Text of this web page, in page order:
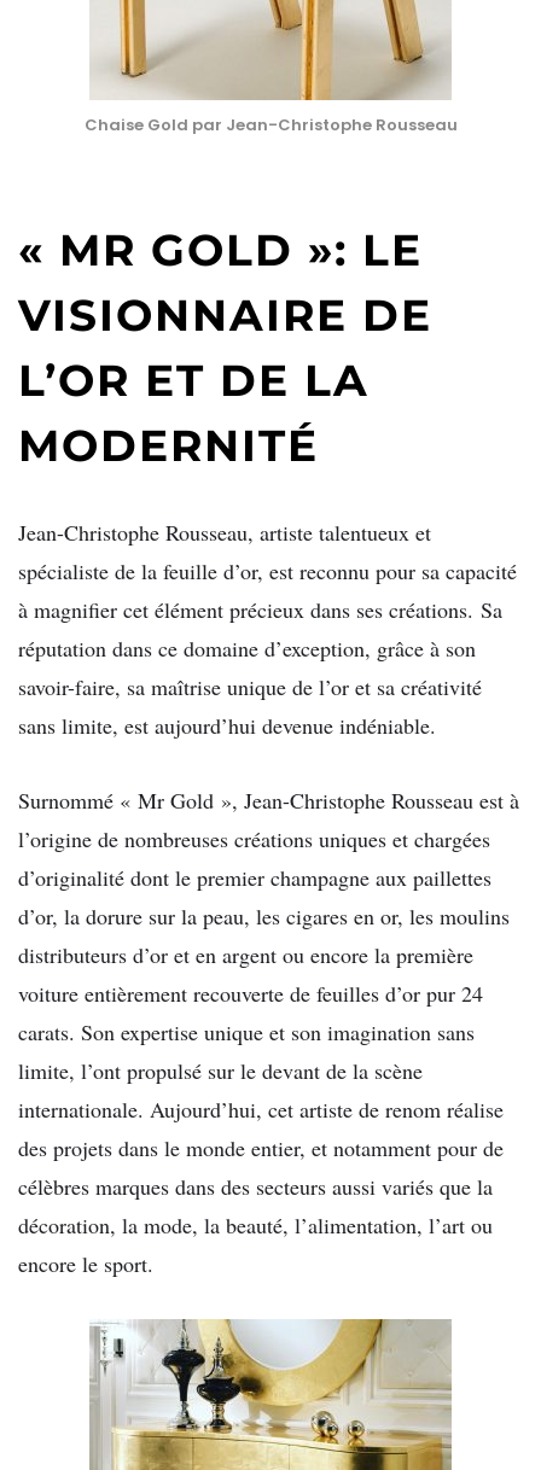
Chaise Gold par Jean-Christophe Rousseau
« MR GOLD »: LE
VISIONNAIRE DE
L’OR ET DE LA
MODERNITÉ
Jean-Christophe Rousseau, artiste talentueux et
spécialiste de la feuille d’or, est reconnu pour sa capacité
à magnifier cet élément précieux dans ses créations. Sa
réputation dans ce domaine d’exception, grâce à son
savoir-faire, sa maîtrise unique de l’or et sa créativité
sans limite, est aujourd’hui devenue indéniable.
Surnommé « Mr Gold », Jean-Christophe Rousseau est à
l’origine de nombreuses créations uniques et chargées
d’originalité dont le premier champagne aux paillettes
d’or, la dorure sur la peau, les cigares en or, les moulins
distributeurs d’or et en argent ou encore la première
voiture entièrement recouverte de feuilles d’or pur 24
carats. Son expertise unique et son imagination sans
limite, l’ont propulsé sur le devant de la scène
internationale. Aujourd’hui, cet artiste de renom réalise
des projets dans le monde entier, et notamment pour de
célèbres marques dans des secteurs aussi variés que la
décoration, la mode, la beauté, l’alimentation, l’art ou
encore le sport.